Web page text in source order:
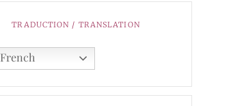
TRADUCTION / TRANSLATION
French